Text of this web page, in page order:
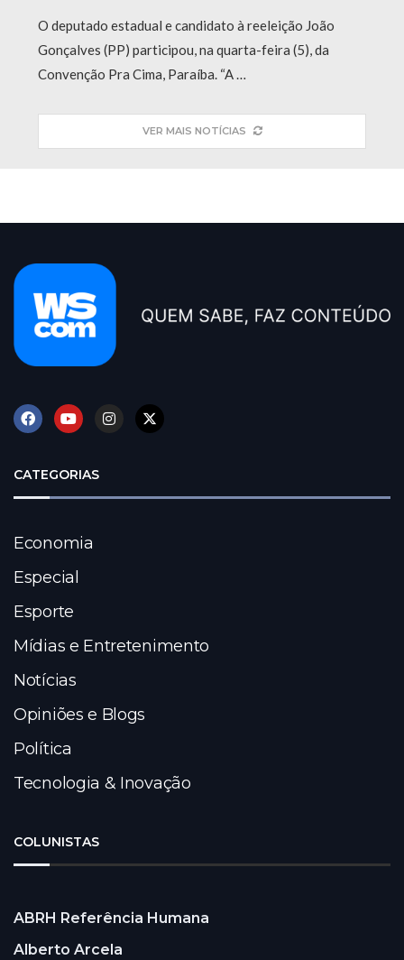
O deputado estadual e candidato à reeleição João
Gonçalves (PP) participou, na quarta-feira (5), da
Convenção Pra Cima, Paraíba. “A …
VER MAIS NOTÍCIAS
CATEGORIAS
Economia
Especial
Esporte
Mídias e Entretenimento
Notícias
Opiniões e Blogs
Política
Tecnologia & Inovação
COLUNISTAS
ABRH Referência Humana
Alberto Arcela